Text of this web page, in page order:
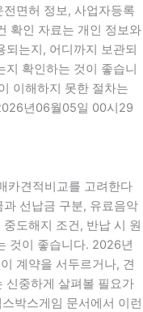
면허 정보, 사업자등록
확인 자료는 개인 정보와
되는지, 어디까지 보관되
지 확인하는 것이 좋습니
이해하지 못한 절차는
년06월05일 00시29
카견적비교를 고려한다
선납금 구분, 유료음악
도해지 조건, 반납 시 원
것이 좋습니다. 2026년
계약을 서두르거나, 견
신중하게 살펴볼 필요가
박스게임 문서에서 이런